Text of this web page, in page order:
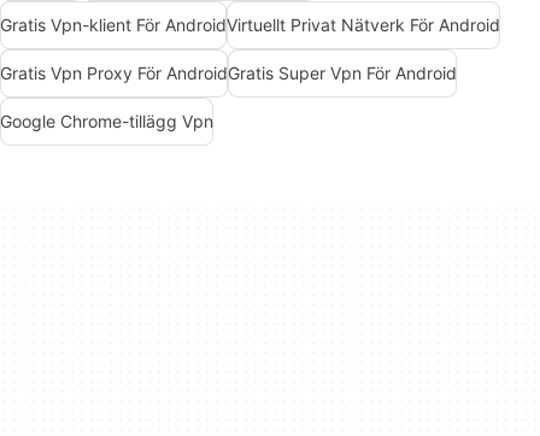
Gratis Vpn-klient För AndroidVirtuellt Privat Nätverk För Android
Gratis Vpn Proxy För AndroidGratis Super Vpn För Android
Google Chrome-tillägg Vpn